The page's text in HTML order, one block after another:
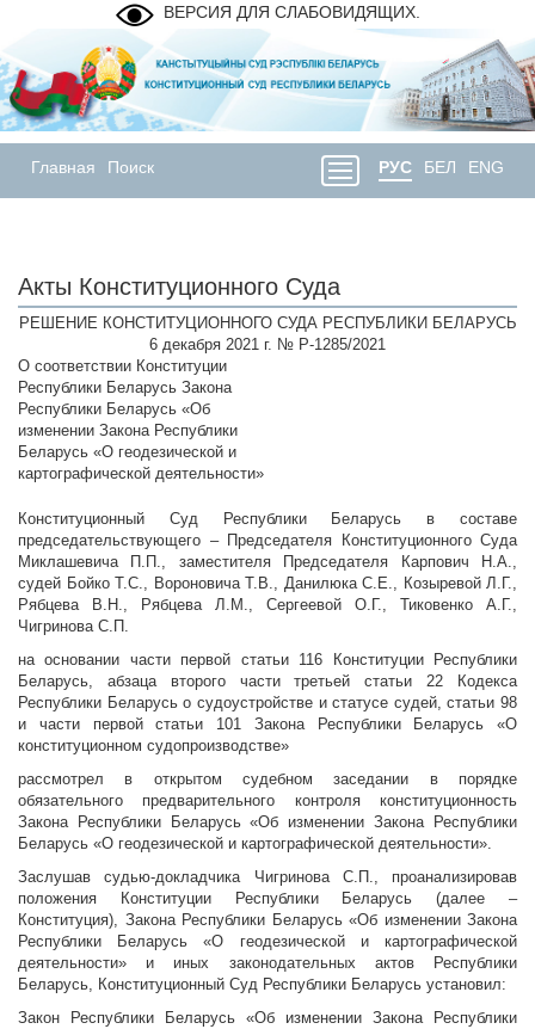
ВЕРСИЯ ДЛЯ СЛАБОВИДЯЩИХ.
Главная Поиск РУС БЕЛ ENG
Акты Конституционного Суда
РЕШЕНИЕ КОНСТИТУЦИОННОГО СУДА РЕСПУБЛИКИ БЕЛАРУСЬ
6 декабря 2021 г. № Р-1285/2021
О соответствии Конституции
Республики Беларусь Закона
Республики Беларусь «Об
изменении Закона Республики
Беларусь «О геодезической и
картографической деятельности»
Конституционный Суд Республики Беларусь в составе
председательствующего – Председателя Конституционного Суда
Миклашевича П.П., заместителя Председателя Карпович Н.А.,
судей Бойко Т.С., Вороновича Т.В., Данилюка С.Е., Козыревой Л.Г.,
Рябцева В.Н., Рябцева Л.М., Сергеевой О.Г., Тиковенко А.Г.,
Чигринова С.П.
на основании части первой статьи 116 Конституции Республики
Беларусь, абзаца второго части третьей статьи 22 Кодекса
Республики Беларусь о судоустройстве и статусе судей, статьи 98
и части первой статьи 101 Закона Республики Беларусь «О
конституционном судопроизводстве»
рассмотрел в открытом судебном заседании в порядке
обязательного предварительного контроля конституционность
Закона Республики Беларусь «Об изменении Закона Республики
Беларусь «О геодезической и картографической деятельности».
Заслушав судью-докладчика Чигринова С.П., проанализировав
положения Конституции Республики Беларусь (далее –
Конституция), Закона Республики Беларусь «Об изменении Закона
Республики Беларусь «О геодезической и картографической
деятельности» и иных законодательных актов Республики
Беларусь, Конституционный Суд Республики Беларусь установил:
Закон Республики Беларусь «Об изменении Закона Республики